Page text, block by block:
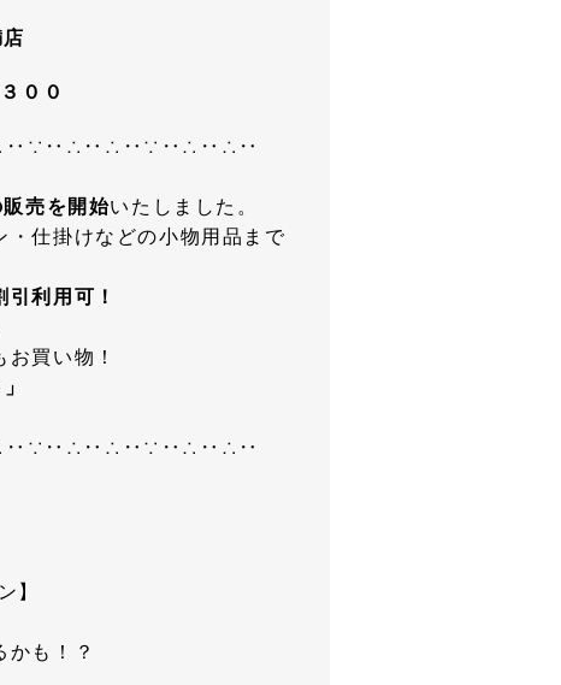
００
売を開始いたしました。
・仕掛けなどの小物用品まで
利用可！
買い物！
】
かも！？